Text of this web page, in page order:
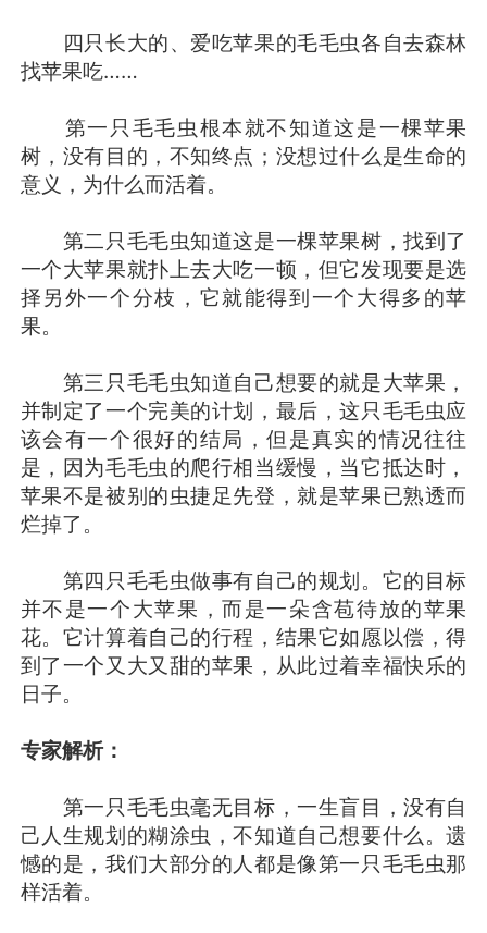
四只长大的、爱吃苹果的毛毛虫各自去森林
找苹果吃……
第一只毛毛虫根本就不知道这是一棵苹果
树，没有目的，不知终点；没想过什么是生命的
意义，为什么而活着。
第二只毛毛虫知道这是一棵苹果树，找到了
一个大苹果就扑上去大吃一顿，但它发现要是选
择另外一个分枝，它就能得到一个大得多的苹
果。
第三只毛毛虫知道自己想要的就是大苹果，
并制定了一个完美的计划，最后，这只毛毛虫应
该会有一个很好的结局，但是真实的情况往往
是，因为毛毛虫的爬行相当缓慢，当它抵达时，
苹果不是被别的虫捷足先登，就是苹果已熟透而
烂掉了。
第四只毛毛虫做事有自己的规划。它的目标
并不是一个大苹果，而是一朵含苞待放的苹果
花。它计算着自己的行程，结果它如愿以偿，得
到了一个又大又甜的苹果，从此过着幸福快乐的
日子。
专家解析：
第一只毛毛虫毫无目标，一生盲目，没有自
己人生规划的糊涂虫，不知道自己想要什么。遗
憾的是，我们大部分的人都是像第一只毛毛虫那
样活着。